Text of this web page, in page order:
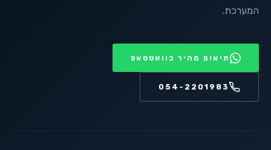
המערכת.
תיאום מהיר בוואטסאפ
054-2201983